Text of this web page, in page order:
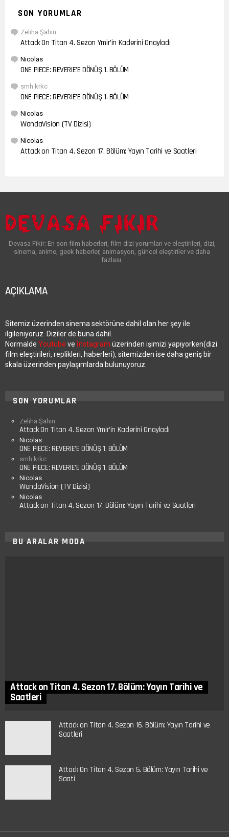
SON YORUMLAR
Zeliha Şahin
Attack On Titan 4. Sezon Ymir’in Kaderini Onayladı
Nicolas
ONE PIECE: REVERIE’E DÖNÜŞ 1. BÖLÜM
smh krkc
ONE PIECE: REVERIE’E DÖNÜŞ 1. BÖLÜM
Nicolas
WandaVision (TV Dizisi)
Nicolas
Attack on Titan 4. Sezon 17. Bölüm: Yayın Tarihi ve Saatleri
Devasa Fikir: En son film haberleri, film dizi yorumları ve eleştirileri, dizi,
sinema, anime, geek haberler, animasyon, güncel eleştiriler ve daha
fazlası.
AÇIKLAMA
Sitemiz üzerinden sinema sektörüne dahil olan her şey ile
ilgileniyoruz. Diziler de buna dahil.
Normalde Youtube ve İnstagram üzerinden işimizi yapıyorken(dizi
film eleştirileri, replikleri, haberleri), sitemizden ise daha geniş bir
skala üzerinden paylaşımlarda bulunuyoruz.
SON YORUMLAR
Zeliha Şahin
Attack On Titan 4. Sezon Ymir’in Kaderini Onayladı
Nicolas
ONE PIECE: REVERIE’E DÖNÜŞ 1. BÖLÜM
smh krkc
ONE PIECE: REVERIE’E DÖNÜŞ 1. BÖLÜM
Nicolas
WandaVision (TV Dizisi)
Nicolas
Attack on Titan 4. Sezon 17. Bölüm: Yayın Tarihi ve Saatleri
BU ARALAR MODA
Attack on Titan 4. Sezon 17. Bölüm: Yayın Tarihi ve
Saatleri
Attack on Titan 4. Sezon 16. Bölüm: Yayın Tarihi ve
Saatleri
Attack On Titan 4. Sezon 5. Bölüm: Yayın Tarihi ve
Saati